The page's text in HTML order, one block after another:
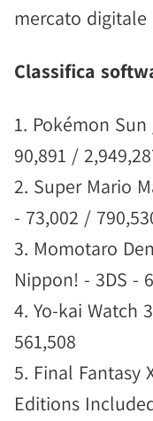
mercato
Classifica
1. Pokémon
90,891 /
2. Super Mario
- 73,002 /
3. Momotaro
Nippon! - 3DS -
4. Yo-kai Watch
561,508
5. Final Fantasy
Editions